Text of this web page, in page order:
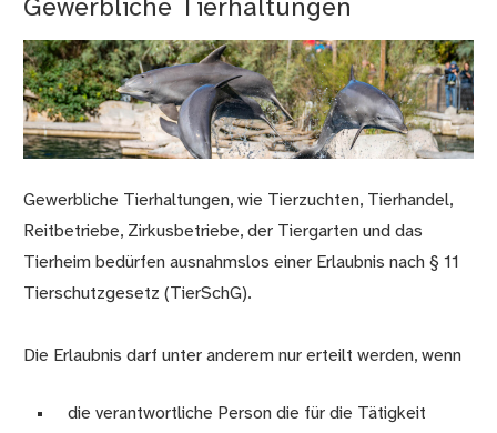
Gewerbliche Tierhaltungen
Gewerbliche Tierhaltungen, wie Tierzuchten, Tierhandel,
Reitbetriebe, Zirkusbetriebe, der Tiergarten und das
Tierheim bedürfen ausnahmslos einer Erlaubnis nach § 11
Tierschutzgesetz (TierSchG).
Die Erlaubnis darf unter anderem nur erteilt werden, wenn
die verantwortliche Person die für die Tätigkeit